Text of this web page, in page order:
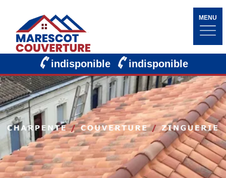
MENU
indisponible indisponible